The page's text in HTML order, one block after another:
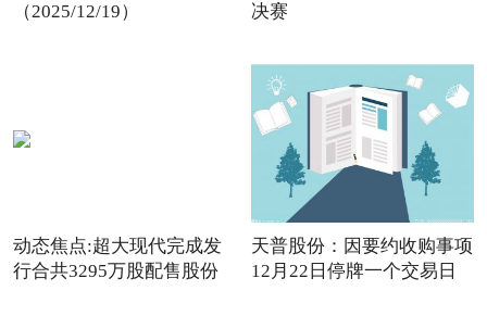
（2025/12/19）
决赛
动态焦点:超大现代完成发
行合共3295万股配售股份
天普股份：因要约收购事项
12月22日停牌一个交易日